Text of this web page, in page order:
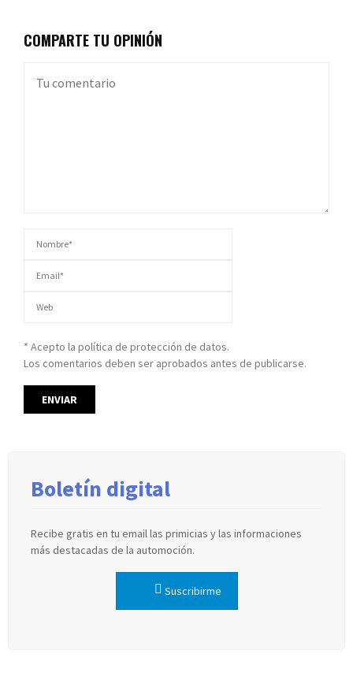
COMPARTE TU OPINIÓN
* Acepto la política de protección de datos.
Los comentarios deben ser aprobados antes de publicarse.
Boletín digital
Recibe gratis en tu email las primicias y las informaciones
más destacadas de la automoción.
Suscribirme